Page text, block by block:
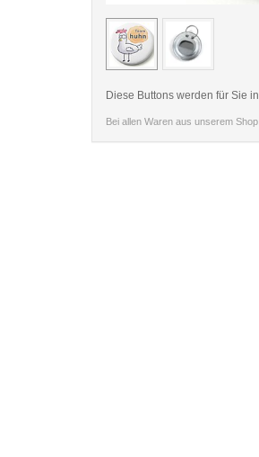
< /picture>
Diese Buttons werden für Sie
Bei allen Waren aus unserem